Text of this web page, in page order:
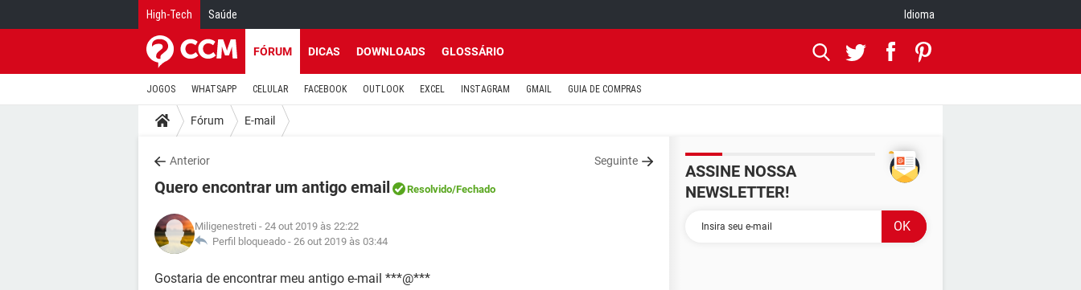
High-Tech Saúde Idioma
FÓRUM DICAS DOWNLOADS GLOSSÁRIO
JOGOS WHATSAPP CELULAR FACEBOOK OUTLOOK EXCEL INSTAGRAM GMAIL GUIA DE COMPRAS
Fórum E-mail
Anterior Seguinte
Quero encontrar um antigo email Resolvido/Fechado
Miligenestreti - 24 out 2019 às 22:22
Perfil bloqueado - 26 out 2019 às 03:44
Gostaria de encontrar meu antigo e-mail ***@***
ASSINE NOSSA
NEWSLETTER!